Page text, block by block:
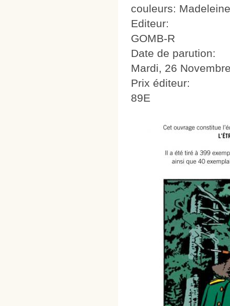
couleurs:
Editeur:
GOMB-R
Date de parution:
Mardi, 26
Prix éditeur:
89E